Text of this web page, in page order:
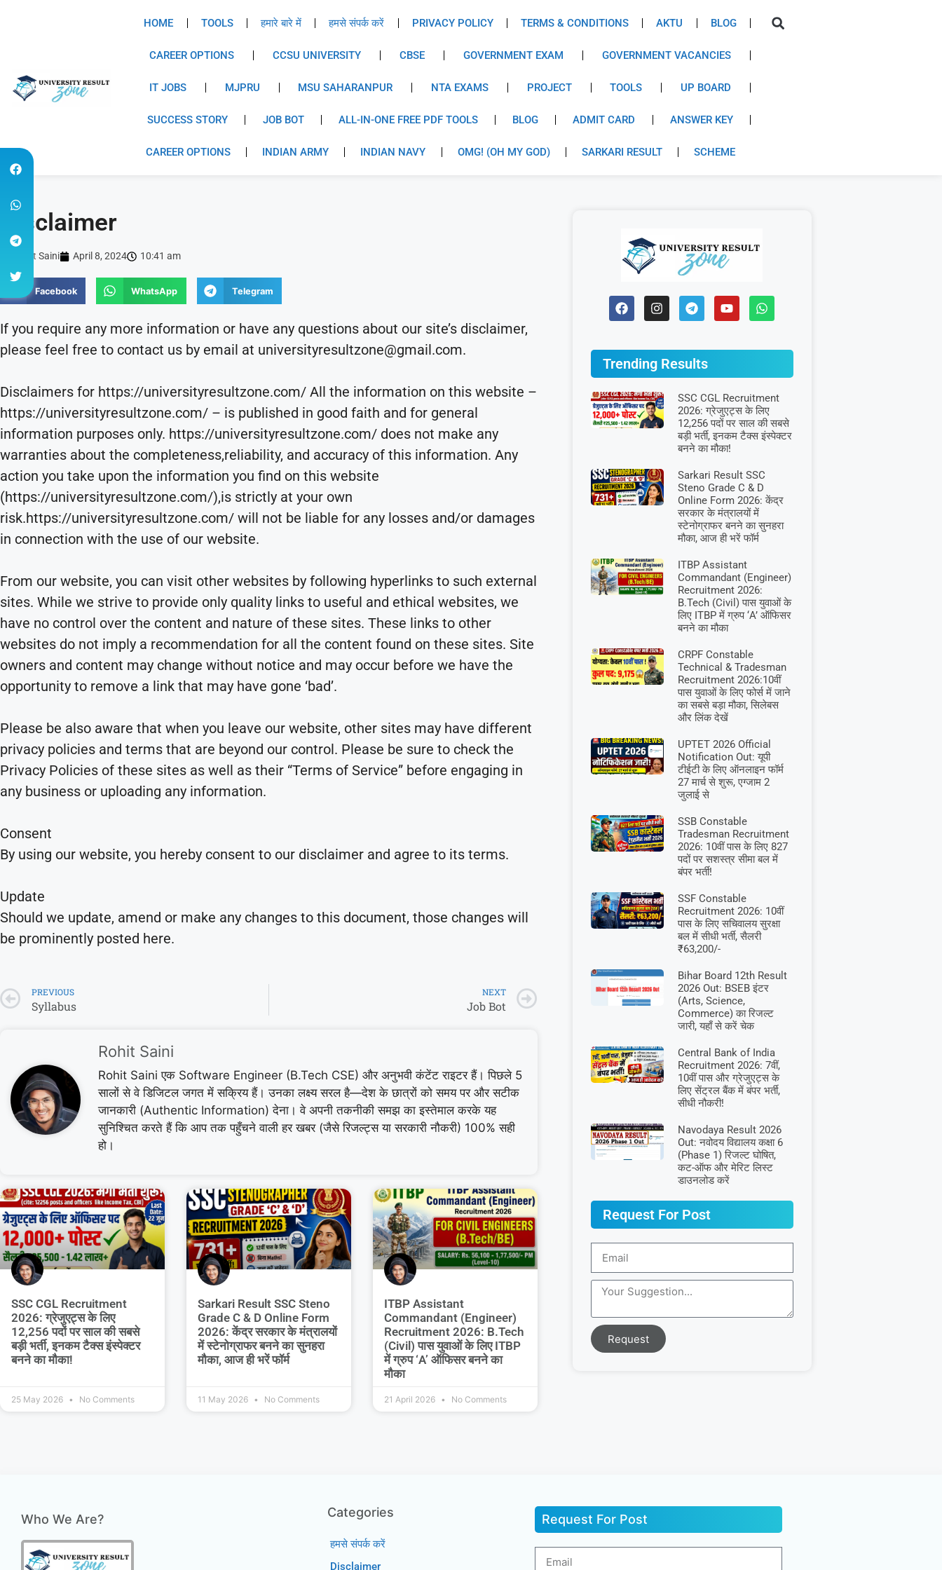
HOME TOOLS हमारे बारे में हमसे संपर्क करें PRIVACY POLICY TERMS & CONDITIONS AKTU BLOG
CAREER OPTIONS CCSU UNIVERSITY CBSE GOVERNMENT EXAM GOVERNMENT VACANCIES
IT JOBS MJPRU MSU SAHARANPUR NTA EXAMS PROJECT TOOLS UP BOARD
SUCCESS STORY JOB BOT ALL-IN-ONE FREE PDF TOOLS BLOG ADMIT CARD ANSWER KEY
CAREER OPTIONS INDIAN ARMY INDIAN NAVY OMG! (OH MY GOD) SARKARI RESULT SCHEME
Disclaimer
Rohit Saini April 8, 2024 10:41 am
Facebook WhatsApp Telegram
If you require any more information or have any questions about our site’s disclaimer,
please feel free to contact us by email at universityresultzone@gmail.com.
Disclaimers for https://universityresultzone.com/ All the information on this website –
https://universityresultzone.com/ – is published in good faith and for general
information purposes only. https://universityresultzone.com/ does not make any
warranties about the completeness,reliability, and accuracy of this information. Any
action you take upon the information you find on this website
(https://universityresultzone.com/),is strictly at your own
risk.https://universityresultzone.com/ will not be liable for any losses and/or damages
in connection with the use of our website.
From our website, you can visit other websites by following hyperlinks to such external
sites. While we strive to provide only quality links to useful and ethical websites, we
have no control over the content and nature of these sites. These links to other
websites do not imply a recommendation for all the content found on these sites. Site
owners and content may change without notice and may occur before we have the
opportunity to remove a link that may have gone ‘bad’.
Please be also aware that when you leave our website, other sites may have different
privacy policies and terms that are beyond our control. Please be sure to check the
Privacy Policies of these sites as well as their “Terms of Service” before engaging in
any business or uploading any information.
Consent
By using our website, you hereby consent to our disclaimer and agree to its terms.
Update
Should we update, amend or make any changes to this document, those changes will
be prominently posted here.
PREVIOUS
Syllabus
NEXT
Job Bot
Rohit Saini
Rohit Saini एक Software Engineer (B.Tech CSE) और अनुभवी कंटेंट राइटर हैं। पिछले 5
सालों से वे डिजिटल जगत में सक्रिय हैं। उनका लक्ष्य सरल है—देश के छात्रों को समय पर और सटीक
जानकारी (Authentic Information) देना। वे अपनी तकनीकी समझ का इस्तेमाल करके यह
सुनिश्चित करते हैं कि आप तक पहुँचने वाली हर खबर (जैसे रिजल्ट्स या सरकारी नौकरी) 100% सही
हो।
SSC CGL Recruitment
2026: ग्रेजुएट्स के लिए
12,256 पदों पर साल की सबसे
बड़ी भर्ती, इनकम टैक्स इंस्पेक्टर
बनने का मौका!
25 May 2026 No Comments
Sarkari Result SSC Steno
Grade C & D Online Form
2026: केंद्र सरकार के मंत्रालयों
में स्टेनोग्राफर बनने का सुनहरा
मौका, आज ही भरें फॉर्म
11 May 2026 No Comments
ITBP Assistant
Commandant (Engineer)
Recruitment 2026: B.Tech
(Civil) पास युवाओं के लिए ITBP
में ग्रुप ‘A’ ऑफिसर बनने का
मौका
21 April 2026 No Comments
Trending Results
SSC CGL Recruitment
2026: ग्रेजुएट्स के लिए
12,256 पदों पर साल की सबसे
बड़ी भर्ती, इनकम टैक्स इंस्पेक्टर
बनने का मौका!
Sarkari Result SSC
Steno Grade C & D
Online Form 2026: केंद्र
सरकार के मंत्रालयों में
स्टेनोग्राफर बनने का सुनहरा
मौका, आज ही भरें फॉर्म
ITBP Assistant
Commandant (Engineer)
Recruitment 2026:
B.Tech (Civil) पास युवाओं के
लिए ITBP में ग्रुप ‘A’ ऑफिसर
बनने का मौका
CRPF Constable
Technical & Tradesman
Recruitment 2026:10वीं
पास युवाओं के लिए फोर्स में जाने
का सबसे बड़ा मौका, सिलेबस
और लिंक देखें
UPTET 2026 Official
Notification Out: यूपी
टीईटी के लिए ऑनलाइन फॉर्म
27 मार्च से शुरू, एग्जाम 2
जुलाई से
SSB Constable
Tradesman Recruitment
2026: 10वीं पास के लिए 827
पदों पर सशस्त्र सीमा बल में
बंपर भर्ती!
SSF Constable
Recruitment 2026: 10वीं
पास के लिए सचिवालय सुरक्षा
बल में सीधी भर्ती, सैलरी
₹63,200/-
Bihar Board 12th Result
2026 Out: BSEB इंटर
(Arts, Science,
Commerce) का रिजल्ट
जारी, यहाँ से करें चेक
Central Bank of India
Recruitment 2026: 7वीं,
10वीं पास और ग्रेजुएट्स के
लिए सेंट्रल बैंक में बंपर भर्ती,
सीधी नौकरी!
Navodaya Result 2026
Out: नवोदय विद्यालय कक्षा 6
(Phase 1) रिजल्ट घोषित,
कट-ऑफ और मेरिट लिस्ट
डाउनलोड करें
Request For Post
Request
Who We Are? Categories
हमसे संपर्क करें
Disclaimer
Request For Post